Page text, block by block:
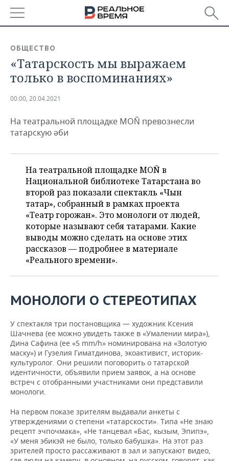
БАШКОРТОСТАН
ТАТАРСТАН
НОВОСТИ
АНАЛИТИКА
ДЕКЛАРАЦИИ О ДОХОДАХ
КОРОЛИ ГОСЗАКАЗА ПФО
ВУЗЫ ТАТАРСТАНА
КОМУ ПРИНАДЛЕЖАТ
ТОРГОВЫЕ ЦЕНТРЫ
ТАТАРСТАНА
НОВОСТИ ЭКОНОМИКИ
ФИНАНСЫ
БАНКИ
БЮДЖЕТ
ИНВЕСТИЦИИ
ПРОМЫШЛЕННОСТЬ
НОВОСТИ
АГРОПРОМ
МАШИНОСТРОЕНИЕ
НЕФТЕХИМИЯ
НЕФТЬ
ОПК
ЭНЕРГЕТИКА
НЕДВИЖИМОСТЬ
НОВОСТИ НЕДВИЖИМОСТИ
АВТО
НОВОСТИ АВТО
БИЗНЕС
НОВОСТИ БИЗНЕСА
РОЗНИЧНАЯ ТОРГОВЛЯ
УСЛУГИ
ТЕХНОЛОГИИ
НОВОСТИ ТЕХНОЛОГИЙ
МЕДИА
ТЕЛЕКОММУНИКАЦИИ
МЕРОПРИЯТИЯ
ВЫЕЗДНАЯ РЕДАКЦИЯ
БИЗНЕС-БРАНЧИ
ONLINE-КОНФЕРЕНЦИИ
ОТКРЫТАЯ ЛЕКЦИЯ
НОВОСТИ СПОРТА
ФУТБОЛ
ХОККЕЙ
БАСКЕТБОЛ
ВОЛЕЙБОЛ
КИБЕРСПОРТ
ФИГУРНОЕ КАТАНИЕ
ОБЩЕСТВО
НОВОСТИ ОБЩЕСТВА
ВЛАСТЬ
ИНФРАСТРУКТУРА
ИСТОРИЯ
КУЛЬТУРА
МЕДИЦИНА
ФОТОГАЛЕРЕЯ
СЮЖЕТЫ
СПРАВОЧНИК
СПИСОК ПЕРСОН
СПИСОК КОМПАНИЙ
ПОЛНАЯ ВЕРСИЯ
ОБЩЕСТВО
«Татарскость мы выражаем
только в воспоминаниях»
00:00, 20.04.2021
На театральной площадке MOÑ превознесли
татарскую әби
На театральной площадке MOÑ в
Национальной библиотеке Татарстана во
второй раз показали спектакль «Чын
татар», собранный в рамках проекта
«Театр горожан». Это монологи от людей,
которые называют себя татарами. Какие
выводы можно сделать на основе этих
рассказов — подробнее в материале
«Реального времени».
МОНОЛОГИ О СТЕРЕОТИПАХ
У спектакля три постановщика — художник Ксения
Шачнева (ее можно увидеть также в «Умалении мира»),
Дина Сафина (ее «5 mm/h» номинирована на «Золотую
маску») и Гузелия Гиматдинова, экоактивист, историк-
культуролог. Они решили поговорить о татарской
идентичности, объявили прием заявок, а на основе
встреч с отобранными участниками они представили
монологи.
На первом показе зрителям выдавали анкеты с
утверждениями о степени «татарскости». Типа «Не знаю
рецепт эчпочмака», «Не танцевал «Бас, кызым, Эпипэ»,
«У меня эбикэй не было, только бабушка». На этот раз
зрителей просто рассаживают в зал и запускают видео,